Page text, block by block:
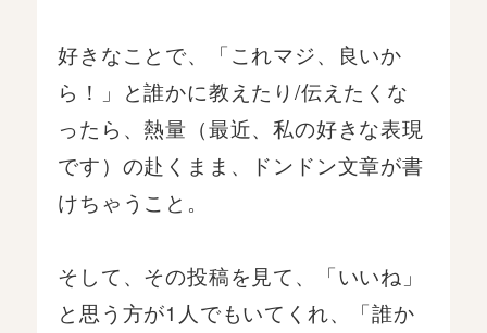
好きなことで、「これマジ、良いか
ら！」と誰かに教えたり/伝えたくな
ったら、熱量（最近、私の好きな表現
です）の赴くまま、ドンドン文章が書
けちゃうこと。
そして、その投稿を見て、「いいね」
と思う方が1人でもいてくれ、「誰か